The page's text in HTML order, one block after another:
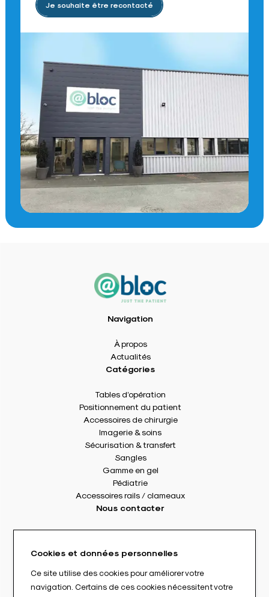
Je souhaite être recontacté
Navigation
À propos
Actualités
Catégories
Tables d’opération
Positionnement du patient
Accessoires de chirurgie
Imagerie & soins
Sécurisation & transfert
Sangles
Gamme en gel
Pédiatrie
Accessoires rails / clameaux
Nous contacter
8 rue Des Frères Montgolfier
Tél. : +33(0) 2 41 17 49 49
Fax : +33(0) 2 72 22 11 43
E-mail : info@abloc.eu
Cookies et données personnelles
Ce site utilise des cookies pour améliorer votre
navigation. Certains de ces cookies nécessitent votre